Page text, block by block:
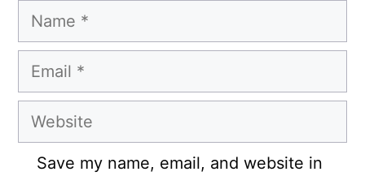
Name
Email
Website
Save my name, email, and website in